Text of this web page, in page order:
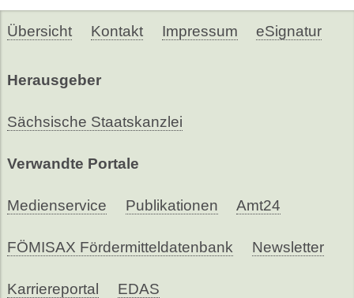
Übersicht Kontakt Impressum eSignatur
Herausgeber
Sächsische Staatskanzlei
Verwandte Portale
Medienservice Publikationen Amt24
FÖMISAX Fördermitteldatenbank Newsletter
Karriereportal EDAS